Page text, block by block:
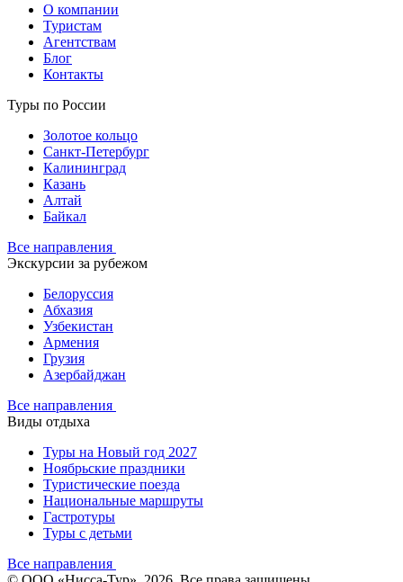
О компании
Туристам
Агентствам
Блог
Контакты
Туры по России
Золотое кольцо
Санкт-Петербург
Калининград
Казань
Алтай
Байкал
Все направления
Экскурсии за рубежом
Белоруссия
Абхазия
Узбекистан
Армения
Грузия
Азербайджан
Все направления
Виды отдыха
Туры на Новый год 2027
Ноябрьские праздники
Туристические поезда
Национальные маршруты
Гастротуры
Туры с детьми
Все направления